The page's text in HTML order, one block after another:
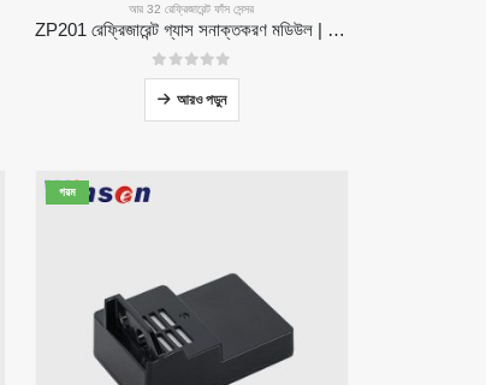
আর 32 রেফ্রিজারেন্ট ফাঁস সেন্সর
ZP201 রেফ্রিজারেন্ট গ্যাস সনাক্তকরণ মডিউল | উচ্চ সংবেদনশীলতা আর 32 ফাঁস সেন্সর
05 এর মধ্যে
আরও পড়ুন
গরম